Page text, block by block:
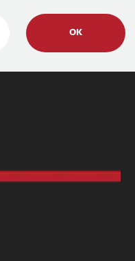
OK